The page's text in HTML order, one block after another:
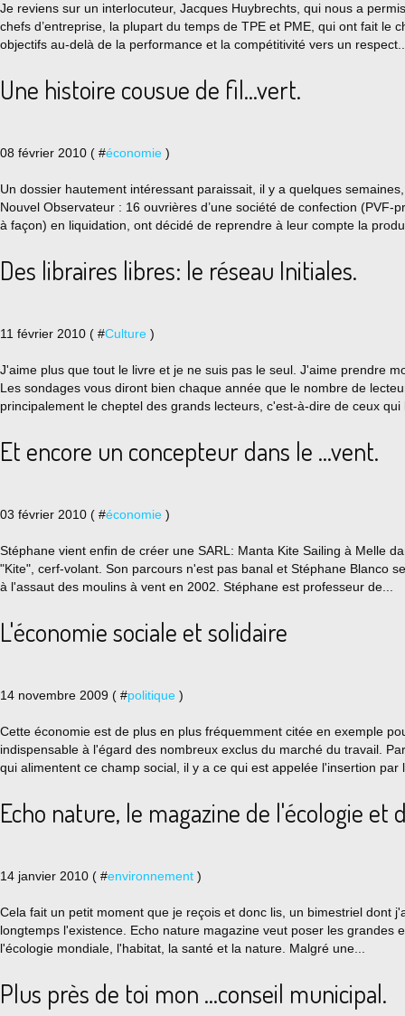
Je reviens sur un interlocuteur, Jacques Huybrechts, qui nous a
chefs d’entreprise, la plupart du temps de TPE et PME, qui ont fait le
objectifs au-delà de la performance et la compétitivité vers un
Une histoire cousue de fil...vert.
08 février 2010 ( #économie )
Un dossier hautement intéressant paraissait, il y a quelques
Nouvel Observateur : 16 ouvrières d’une société de confection (PVF-
à façon) en liquidation, ont décidé de reprendre à leur compte la
Des libraires libres: le réseau Initiales.
11 février 2010 ( #Culture )
J'aime plus que tout le livre et je ne suis pas le seul. J'aime prendre
Les sondages vous diront bien chaque année que le nombre de
principalement le cheptel des grands lecteurs, c'est-à-dire de ceux qui
Et encore un concepteur dans le ...vent.
03 février 2010 ( #économie )
Stéphane vient enfin de créer une SARL: Manta Kite Sailing à Melle
"Kite", cerf-volant. Son parcours n'est pas banal et Stéphane Blanco
à l'assaut des moulins à vent en 2002. Stéphane est professeur de...
L'économie sociale et solidaire
14 novembre 2009 ( #politique )
Cette économie est de plus en plus fréquemment citée en exemple
indispensable à l'égard des nombreux exclus du marché du travail.
qui alimentent ce champ social, il y a ce qui est appelée l'insertion par
Echo nature, le magazine de l'écologie et
14 janvier 2010 ( #environnement )
Cela fait un petit moment que je reçois et donc lis, un bimestriel dont
longtemps l'existence. Echo nature magazine veut poser les grandes
l'écologie mondiale, l'habitat, la santé et la nature. Malgré une...
Plus près de toi mon ...conseil municipal.